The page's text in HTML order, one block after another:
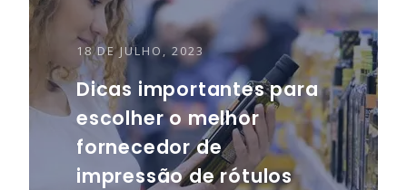
18 DE JULHO, 2023
Dicas importantes para
escolher o melhor
fornecedor de
impressão de rótulos